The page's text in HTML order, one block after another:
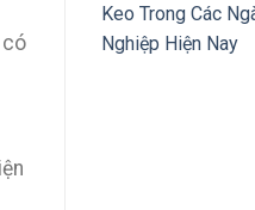
có
Keo Trong Các
Nghiệp Hiện Nay